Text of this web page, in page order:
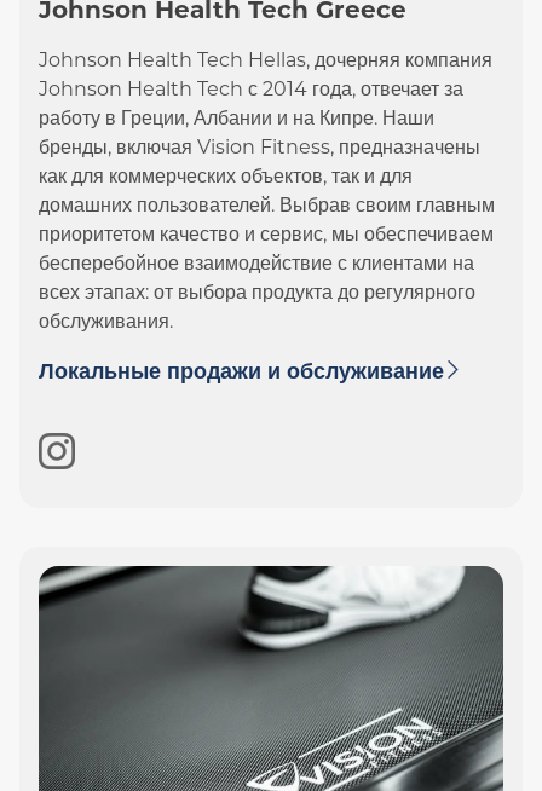
Johnson Health Tech Greece
Johnson Health Tech Hellas, дочерняя компания
Johnson Health Tech с 2014 года, отвечает за
работу в Греции, Албании и на Кипре. Наши
бренды, включая Vision Fitness, предназначены
как для коммерческих объектов, так и для
домашних пользователей. Выбрав своим главным
приоритетом качество и сервис, мы обеспечиваем
бесперебойное взаимодействие с клиентами на
всех этапах: от выбора продукта до регулярного
обслуживания.
Локальные продажи и обслуживание